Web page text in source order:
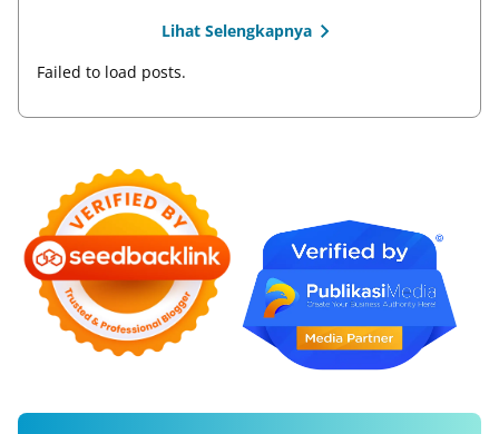
Lihat Selengkapnya
Failed to load posts.